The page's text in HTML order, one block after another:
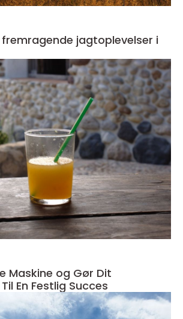
jagtoplevelser i
Maskine og Gør Dit
En Festlig Succes